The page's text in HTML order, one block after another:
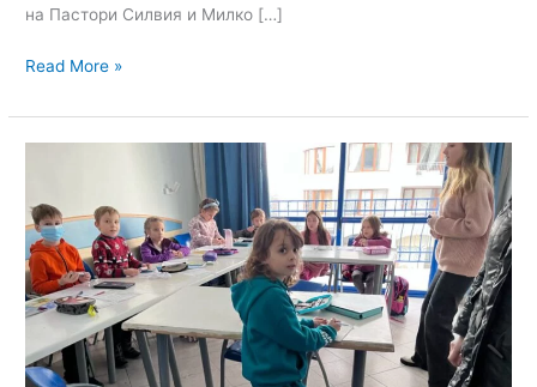
на Пастори Силвия и Милко […]
Read More »
5/02/23